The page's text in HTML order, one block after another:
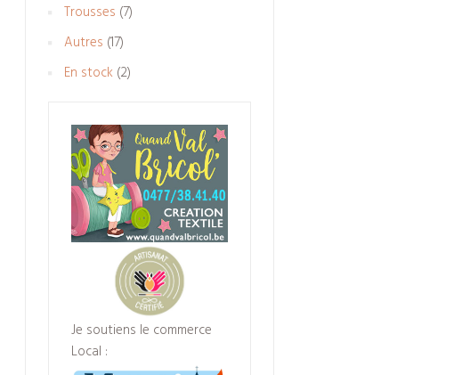
Trousses 77
Autres 1717
produits
En stock 22
Je soutiens le commerce
Local :